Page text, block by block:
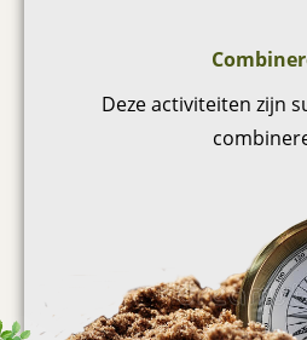
Deze activiteiten zijn